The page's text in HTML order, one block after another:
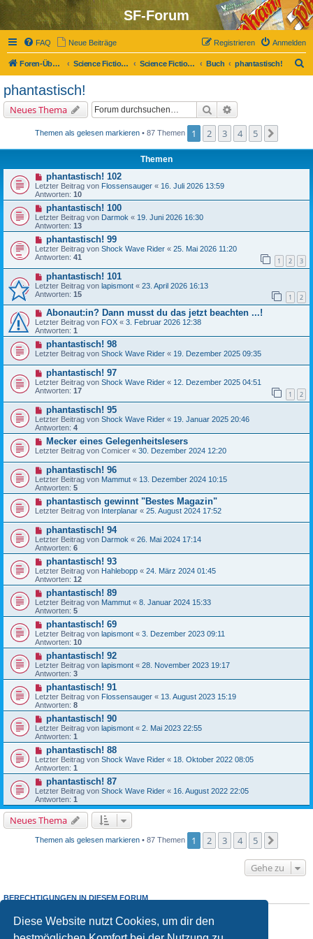
Diese Website nutzt Cookies, um dir den
SF-Forum
FAQ Neue Beiträge Anmelden
Registrieren
Foren-Übersicht Science Fiction-Forum Science Fiction, Fantasy und Co. Buch phantastisch!
phantastisch!
Neues Thema Suche
Themen als gelesen markieren • 87 Themen 1 2 3 4 5
Themen
phantastisch! 102
Letzter Beitrag von Flossensauger « 16. Juli 2026 13:59
Antworten: 10
phantastisch! 100
Letzter Beitrag von Darmok « 19. Juni 2026 16:30
Antworten: 13
phantastisch! 99
Letzter Beitrag von Shock Wave Rider « 25. Mai 2026 11:20
Antworten: 41 1 2 3
phantastisch! 101
Letzter Beitrag von lapismont « 23. April 2026 16:13
Antworten: 15 1 2
Abonaut:in? Dann musst du das jetzt beachten ...!
Letzter Beitrag von FOX « 3. Februar 2026 12:38
Antworten: 1
phantastisch! 98
Letzter Beitrag von Shock Wave Rider « 19. Dezember 2025 09:35
phantastisch! 97
Letzter Beitrag von Shock Wave Rider « 12. Dezember 2025 04:51
Antworten: 17 1 2
phantastisch! 95
Letzter Beitrag von Shock Wave Rider « 19. Januar 2025 20:46
Antworten: 4
Mecker eines Gelegenheitslesers
Letzter Beitrag von Comicer « 30. Dezember 2024 12:20
phantastisch! 96
Letzter Beitrag von Mammut « 13. Dezember 2024 10:15
Antworten: 5
phantastisch gewinnt "Bestes Magazin"
Letzter Beitrag von Interplanar « 25. August 2024 17:52
phantastisch! 94
Letzter Beitrag von Darmok « 26. Mai 2024 17:14
Antworten: 6
phantastisch! 93
Letzter Beitrag von Hahlebopp « 24. März 2024 01:45
Antworten: 12
phantastisch! 89
Letzter Beitrag von Mammut « 8. Januar 2024 15:33
Antworten: 5
phantastisch! 69
Letzter Beitrag von lapismont « 3. Dezember 2023 09:11
Antworten: 10
phantastisch! 92
Letzter Beitrag von lapismont « 28. November 2023 19:17
Antworten: 3
phantastisch! 91
Letzter Beitrag von Flossensauger « 13. August 2023 15:19
Antworten: 8
phantastisch! 90
Letzter Beitrag von lapismont « 2. Mai 2023 22:55
Antworten: 1
phantastisch! 88
Letzter Beitrag von Shock Wave Rider « 18. Oktober 2022 08:05
Antworten: 1
phantastisch! 87
Letzter Beitrag von Shock Wave Rider « 16. August 2022 22:05
Antworten: 1
Neues Thema
Themen als gelesen markieren • 87 Themen 1 2 3 4 5
Gehe zu
BERECHTIGUNGEN IN DIESEM FORUM
darfstAntworten zu Themen in diesem Forum erstellen.